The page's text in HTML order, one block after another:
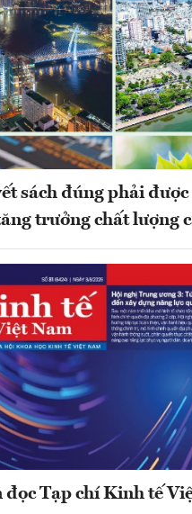
sách đúng phải được
trưởng chất lượng
Tạp chí Kinh tế